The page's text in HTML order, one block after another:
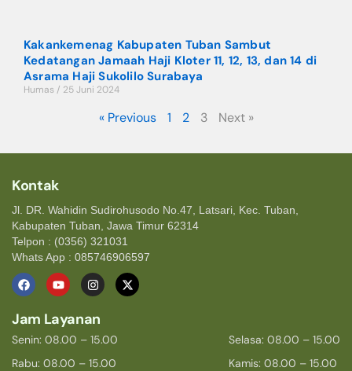
Kakankemenag Kabupaten Tuban Sambut
Kedatangan Jamaah Haji Kloter 11, 12, 13, dan 14 di
Asrama Haji Sukolilo Surabaya
Humas 25 Juni 2024
« Previous 1 2 3 Next »
Kontak
Jl. DR. Wahidin Sudirohusodo No.47, Latsari, Kec. Tuban,
Kabupaten Tuban, Jawa Timur 62314
Telpon : (0356) 321031
Whats App : 085746906597
Jam Layanan
Senin: 08.00 – 15.00
Rabu: 08.00 – 15.00
Selasa: 08.00 – 15.00
Kamis: 08.00 – 15.00